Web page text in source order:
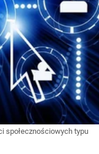
społecznościowych typu